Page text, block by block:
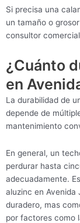
Si precisa una
un tamaño o
consultor
¿Cuánto
en
La durabilidad de
depende de
mantenimiento
En general, un
perdurar hasta
adecuadamente.
aluzinc en Avenida
duradero, mas
por factores como